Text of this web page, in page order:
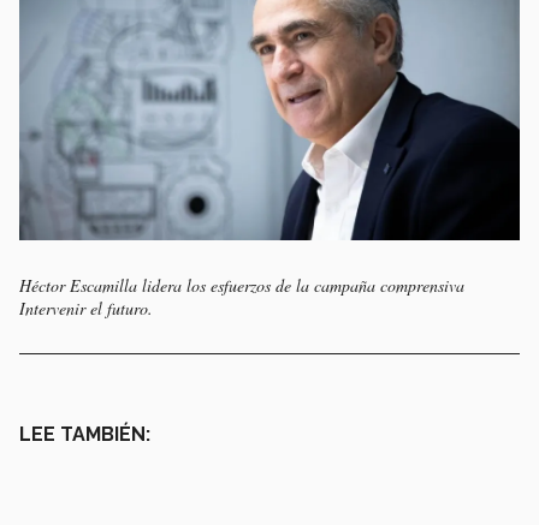
Héctor Escamilla lidera los esfuerzos de la campaña comprensiva
Intervenir el futuro.
LEE TAMBIÉN: